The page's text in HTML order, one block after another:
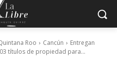
Roo Cancún
Entregan
títulos de propiedad para...